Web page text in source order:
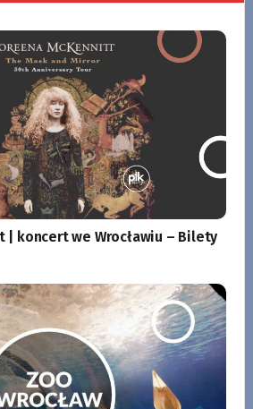
| koncert we Wrocławiu – Bilety